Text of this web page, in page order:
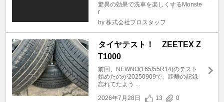
驚異の効果で洗車を楽しくするMonste
r
by 株式会社プロスタッフ
タイヤテスト！ ZEETEX Z
T1000
前回、NEWNO(165/55R14)のテスト
始めたのが20250909で、距離の記録
忘れてたよう ...
2026年7月28日
13 0